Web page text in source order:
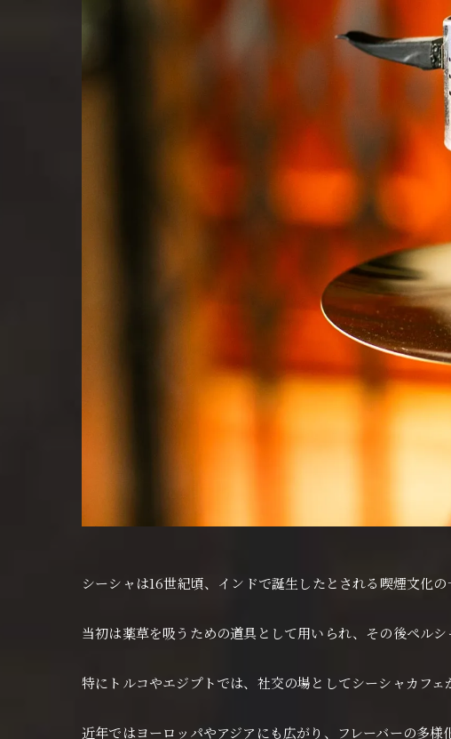
シーシャは16世紀頃、インドで誕生したとされる喫煙文化の
当初は薬草を吸うための道具として用いられ、その後ペル
特にトルコやエジプトでは、社交の場としてシーシャカフェ
近年ではヨーロッパやアジアにも広がり、フレーバーの多